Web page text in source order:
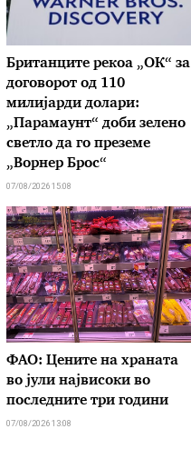
Британците рекоа „ОК“ за
договорот од 110
милијарди долари:
„Парамаунт“ доби зелено
светло да го преземе
„Ворнер Брос“
07/08/2026 15:08
ФАО: Цените на храната
во јули највисоки во
последните три години
07/08/2026 13:08